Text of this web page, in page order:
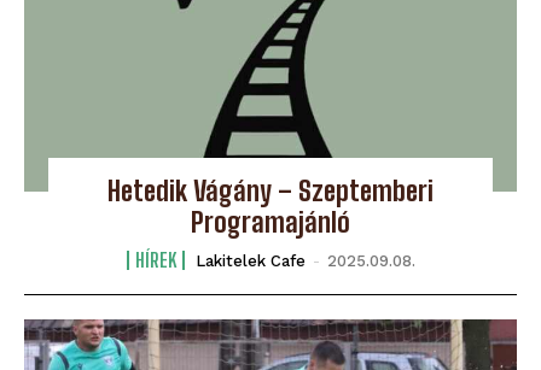
Hetedik Vágány – Szeptemberi
Programajánló
HÍREK Lakitelek Cafe - 2025.09.08.